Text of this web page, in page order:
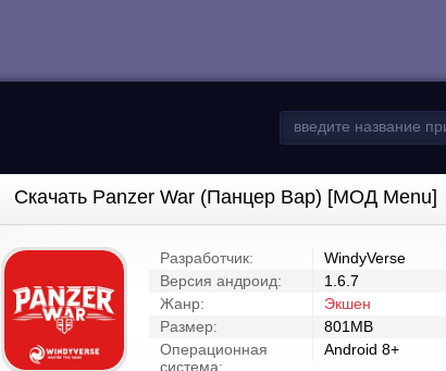
Скачать Panzer War (Панцер Вар) [МОД Menu]
Разработчик:
WindyVerse
Версия андроид:
1.6.7
Жанр:
Экшен
Размер:
801MB
Операционная
система:
Android 8+